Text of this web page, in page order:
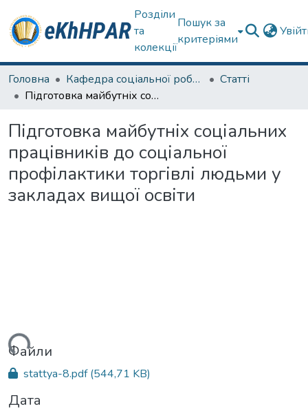
Розділи
та
колекції
Пошук за
критеріями
Головна Кафедра соціальної роботи
Статті
Підготовка майбутніх соціальних працівників до соціальної профілактики торгівлі людьми у закладах вищої освіти
Підготовка майбутніх соціальних
працівників до соціальної
профілактики торгівлі людьми у
закладах вищої освіти
Файли
stattya-8.pdf(544,71 KB)
Дата